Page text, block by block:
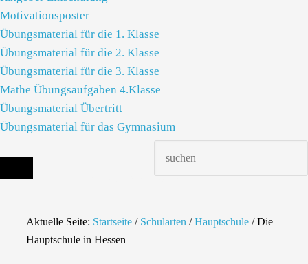
Motivationsposter
Übungsmaterial für die 1. Klasse
Übungsmaterial für die 2. Klasse
Übungsmaterial für die 3. Klasse
Mathe Übungsaufgaben 4.Klasse
Übungsmaterial Übertritt
Übungsmaterial für das Gymnasium
Die richtige Schule finden - dein Infoportal zur Schulsuche in Deutschland
Aktuelle Seite: Startseite / Schularten / Hauptschule /Die
Hauptschule in Hessen